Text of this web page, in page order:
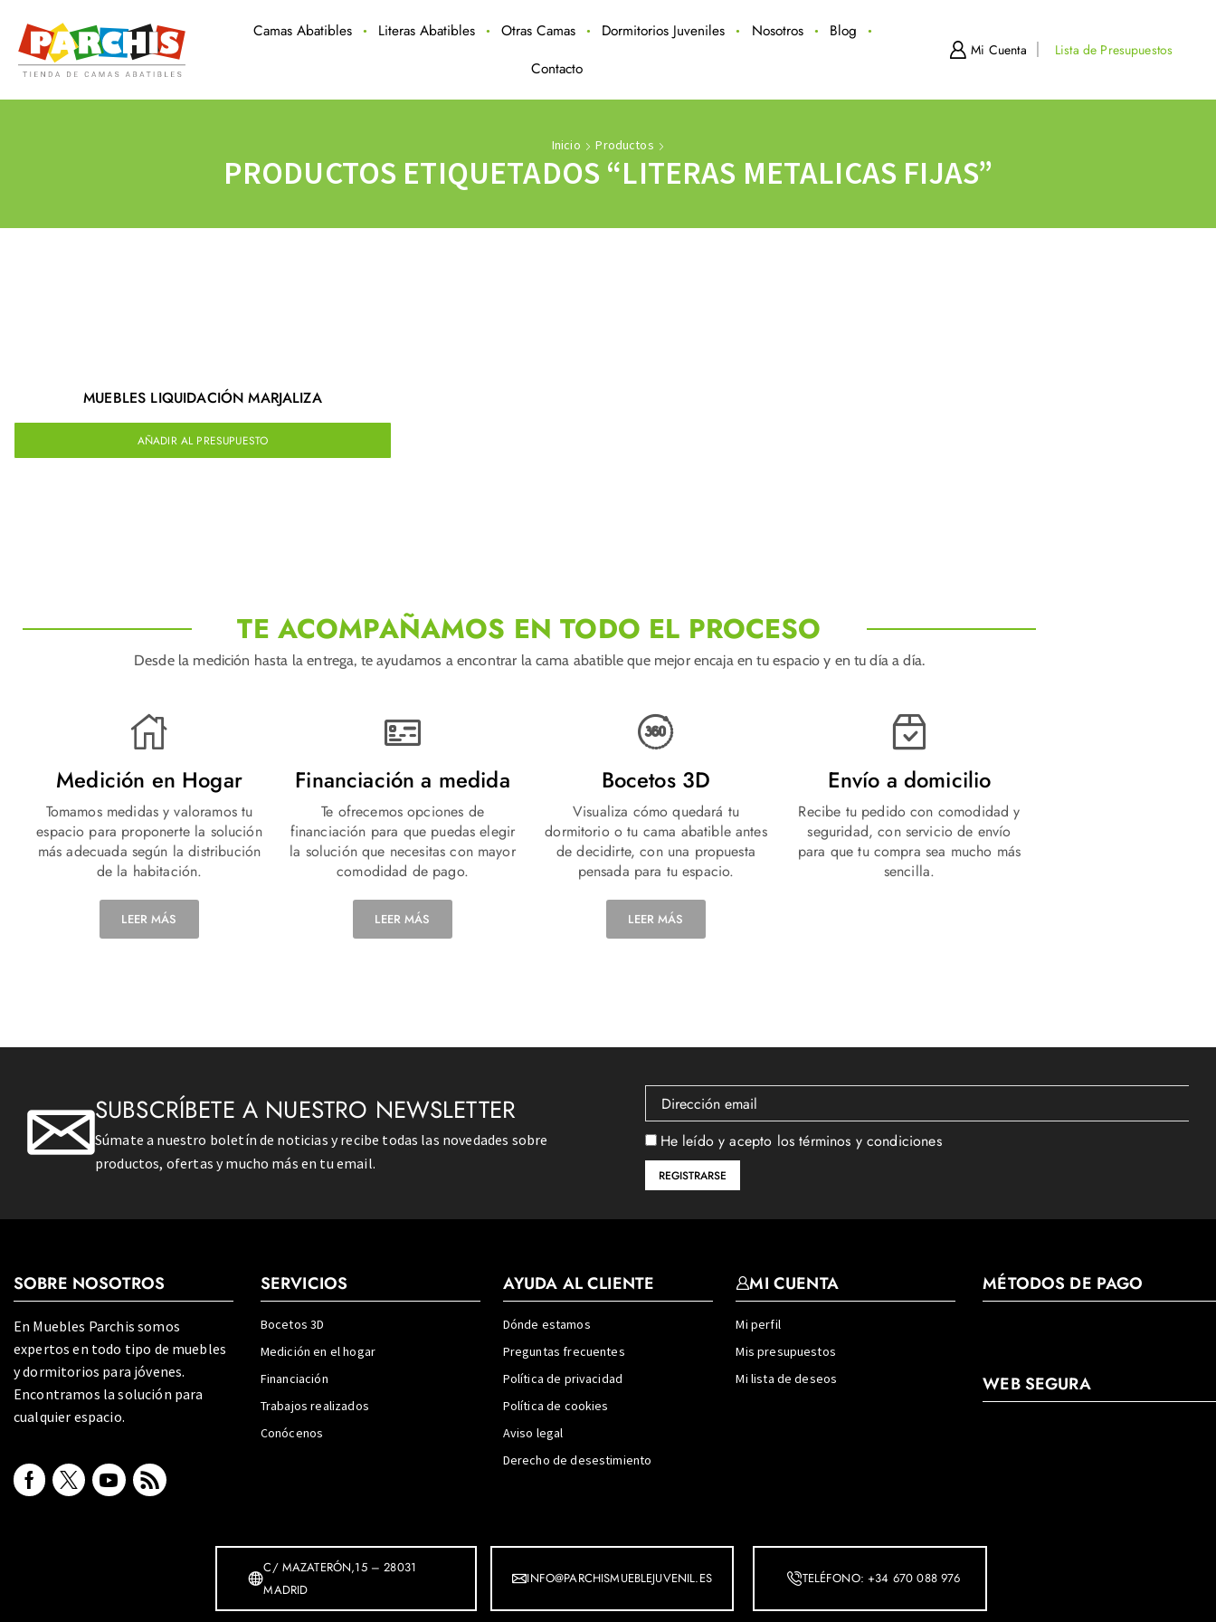
Camas Abatibles Literas Abatibles Otras Camas Dormitorios Juveniles Nosotros
Blog
Contacto
Mi Cuenta Lista de Presupuestos
Inicio Productos
PRODUCTOS ETIQUETADOS “LITERAS METALICAS FIJAS”
MUEBLES LIQUIDACIÓN MARJALIZA
AÑADIR AL PRESUPUESTO
TE ACOMPAÑAMOS EN TODO EL PROCESO
Desde la medición hasta la entrega, te ayudamos a encontrar la cama abatible que mejor encaja en tu espacio y en tu día a día.
Medición en Hogar
Tomamos medidas y valoramos tu
espacio para proponerte la solución
más adecuada según la distribución
de la habitación.
LEER MÁS
Financiación a medida
Te ofrecemos opciones de
financiación para que puedas elegir
la solución que necesitas con mayor
comodidad de pago.
LEER MÁS
Bocetos 3D
Visualiza cómo quedará tu
dormitorio o tu cama abatible antes
de decidirte, con una propuesta
pensada para tu espacio.
LEER MÁS
Envío a domicilio
Recibe tu pedido con comodidad y
seguridad, con servicio de envío
para que tu compra sea mucho más
sencilla.
SUBSCRÍBETE A NUESTRO NEWSLETTER
Súmate a nuestro boletín de noticias y recibe todas las novedades sobre
productos, ofertas y mucho más en tu email.
He leído y acepto los términos y condiciones
SOBRE NOSOTROS
En Muebles Parchis somos
expertos en todo tipo de muebles
y dormitorios para jóvenes.
Encontramos la solución para
cualquier espacio.
SERVICIOS
Bocetos 3D
Medición en el hogar
Financiación
Trabajos realizados
Conócenos
AYUDA AL CLIENTE
Dónde estamos
Preguntas frecuentes
Política de privacidad
Política de cookies
Aviso legal
Derecho de desestimiento
MI CUENTA
Mi perfil
Mis presupuestos
Mi lista de deseos
MÉTODOS DE PAGO
WEB SEGURA
C/ MAZATERÓN,15 – 28031
MADRID
INFO@PARCHISMUEBLEJUVENIL.ES TELÉFONO: +34 670 088 976